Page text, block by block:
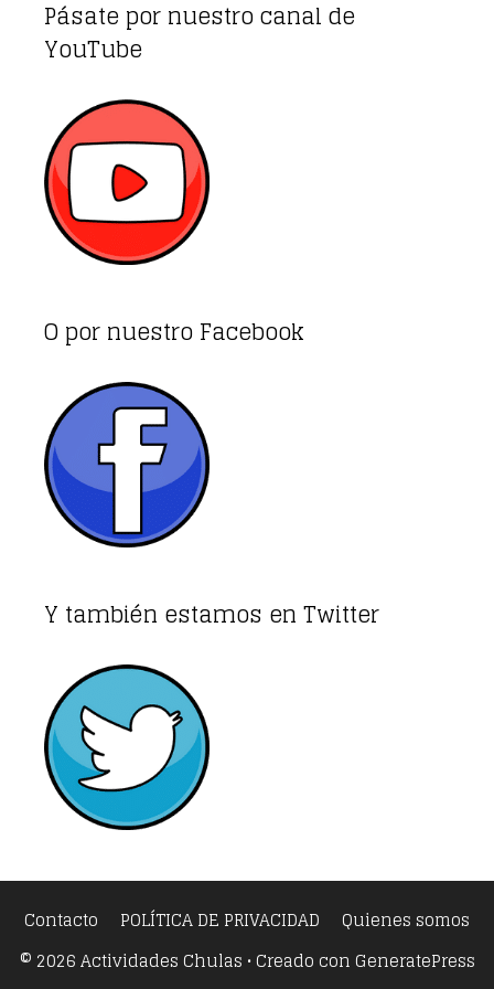
Pásate por nuestro canal de
YouTube
O por nuestro Facebook
Y también estamos en Twitter
Contacto POLÍTICA DE PRIVACIDAD
Quienes somos
© 2026 Actividades Chulas • Creado con GeneratePress